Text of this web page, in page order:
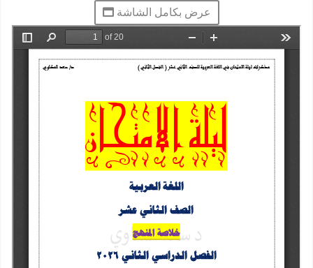
عرض بكامل الشاشة